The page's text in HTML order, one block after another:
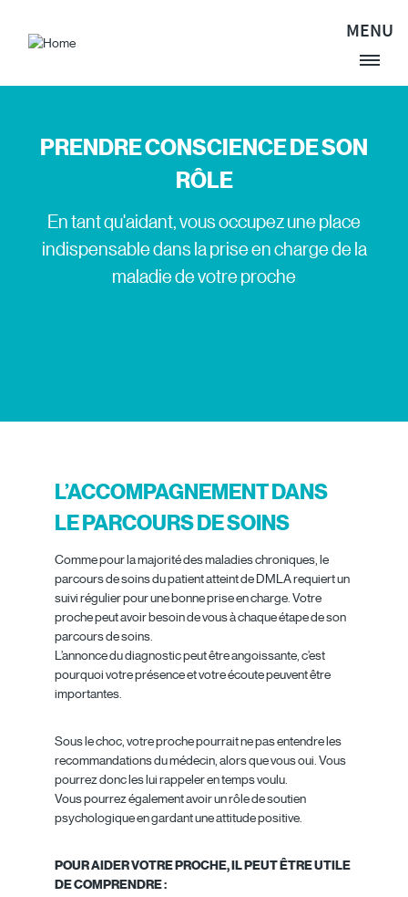
Site Logo
MENU
PRENDRE CONSCIENCE DE SON
RÔLE
En tant qu'aidant, vous occupez une place
indispensable dans la prise en charge de la
maladie de votre proche
L’ACCOMPAGNEMENT DANS
LE PARCOURS DE SOINS
Comme pour la majorité des maladies chroniques, le
parcours de soins du patient atteint de DMLA requiert un
suivi régulier pour une bonne prise en charge. Votre
proche peut avoir besoin de vous à chaque étape de son
parcours de soins.
L’annonce du diagnostic peut être angoissante, c’est
pourquoi votre présence et votre écoute peuvent être
importantes.
Sous le choc, votre proche pourrait ne pas entendre les
recommandations du médecin, alors que vous oui. Vous
pourrez donc les lui rappeler en temps voulu.
Vous pourrez également avoir un rôle de soutien
psychologique en gardant une attitude positive.
POUR AIDER VOTRE PROCHE, IL PEUT ÊTRE UTILE
DE COMPRENDRE :